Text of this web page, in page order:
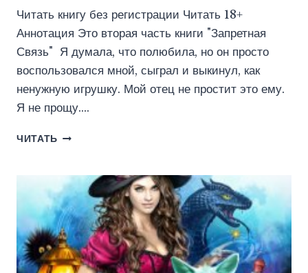
Читать книгу без регистрации Читать 18+
Аннотация Это вторая часть книги "Запретная
Связь" Я думала, что полюбила, но он просто
воспользовался мной, сыграл и выкинул, как
ненужную игрушку. Мой отец не простит это ему.
Я не прощу….
ЧИТАТЬ ЗАПРЕТНАЯ
ДЬЯВОЛ
(ЭЛИС
ЕКС)